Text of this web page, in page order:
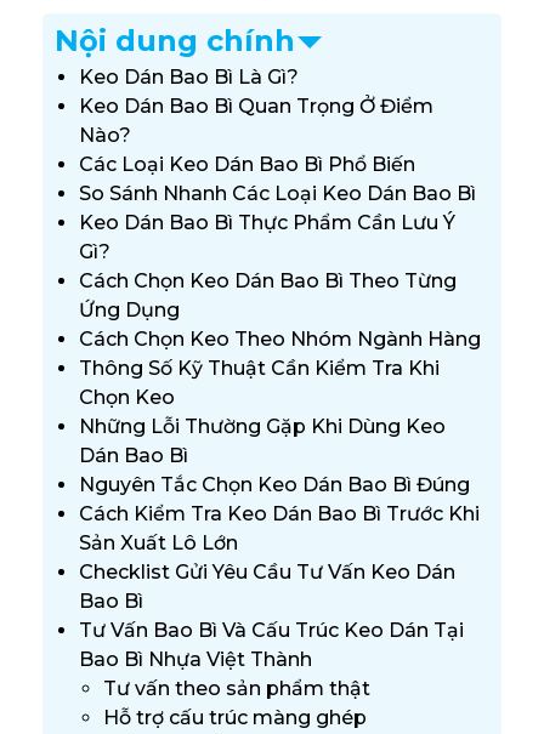
Nội dung chính
Keo Dán Bao Bì Là Gì?
Keo Dán Bao Bì Quan Trọng Ở Điểm
Nào?
Các Loại Keo Dán Bao Bì Phổ Biến
So Sánh Nhanh Các Loại Keo Dán Bao Bì
Keo Dán Bao Bì Thực Phẩm Cần Lưu Ý
Gì?
Cách Chọn Keo Dán Bao Bì Theo Từng
Ứng Dụng
Cách Chọn Keo Theo Nhóm Ngành Hàng
Thông Số Kỹ Thuật Cần Kiểm Tra Khi
Chọn Keo
Những Lỗi Thường Gặp Khi Dùng Keo
Dán Bao Bì
Nguyên Tắc Chọn Keo Dán Bao Bì Đúng
Cách Kiểm Tra Keo Dán Bao Bì Trước Khi
Sản Xuất Lô Lớn
Checklist Gửi Yêu Cầu Tư Vấn Keo Dán
Bao Bì
Tư Vấn Bao Bì Và Cấu Trúc Keo Dán Tại
Bao Bì Nhựa Việt Thành
Tư vấn theo sản phẩm thật
Hỗ trợ cấu trúc màng ghép